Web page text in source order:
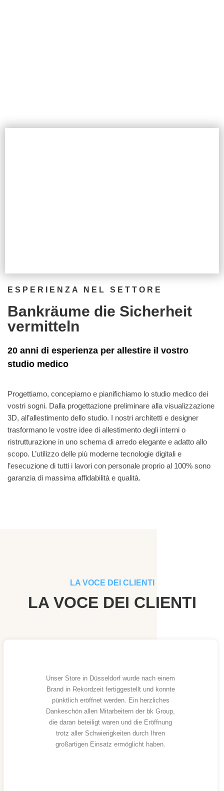
ESPERIENZA NEL SETTORE
Bankräume die Sicherheit
vermitteln
20 anni di esperienza per allestire il vostro
studio medico
Progettiamo, concepiamo e pianifichiamo lo studio medico dei
vostri sogni. Dalla progettazione preliminare alla visualizzazione
3D, all’allestimento dello studio. I nostri architetti e designer
trasformano le vostre idee di allestimento degli interni o
ristrutturazione in uno schema di arredo elegante e adatto allo
scopo. L’utilizzo delle più moderne tecnologie digitali e
l’esecuzione di tutti i lavori con personale proprio al 100% sono
garanzia di massima affidabilità e qualità.
LA VOCE DEI CLIENTI
LA VOCE DEI CLIENTI
Unser Store in Düsseldorf wurde nach einem
Brand in Rekordzeit fertiggestellt und konnte
pünktlich eröffnet werden. Ein herzliches
Dankeschön allen Mitarbeitern der bk Group,
die daran beteiligt waren und die Eröffnung
trotz aller Schwierigkeiten durch Ihren
großartigen Einsatz ermöglicht haben.